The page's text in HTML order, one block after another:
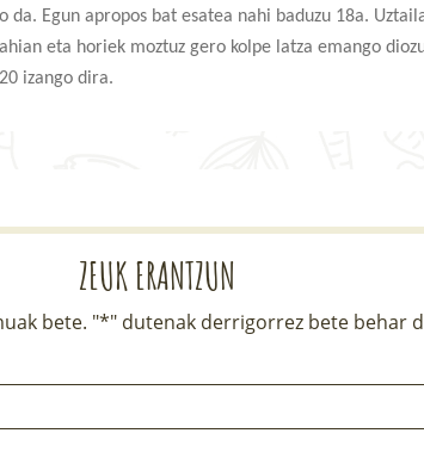
Egun apropos bat esatea nahi baduzu 18a.
eta horiek moztuz gero kolpe latza emango
izango dira.
ZEUK ERANTZUN
bete. "*" dutenak derrigorrez bete behar